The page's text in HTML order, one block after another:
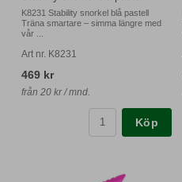
K8231 Stability snorkel blå pastell
Träna smartare – simma längre med
vår ...
Art nr. K8231
469 kr
från 20 kr / mnd.
Köp